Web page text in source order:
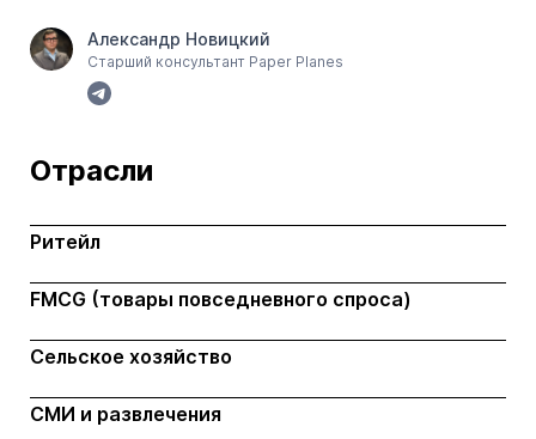
Александр Новицкий
Старший консультант Paper Planes‍
Отрасли
Ритейл
FMCG (товары повседневного спроса)
Сельское хозяйство
СМИ и развлечения